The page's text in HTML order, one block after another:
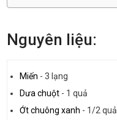
Nguyên liệu:
Miến -3 lạng
Dưa chuột - 1 quả
Ớt chuông xanh - 1/2 quả